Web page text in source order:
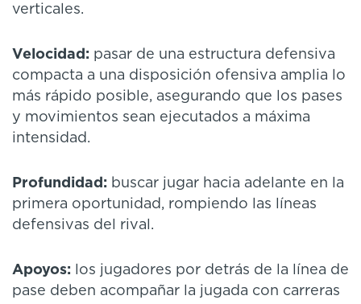
verticales.
Velocidad: pasar de una estructura defensiva
compacta a una disposición ofensiva amplia lo
más rápido posible, asegurando que los pases
y movimientos sean ejecutados a máxima
intensidad.
Profundidad: buscar jugar hacia adelante en la
primera oportunidad, rompiendo las líneas
defensivas del rival.
Apoyos: los jugadores por detrás de la línea de
pase deben acompañar la jugada con carreras